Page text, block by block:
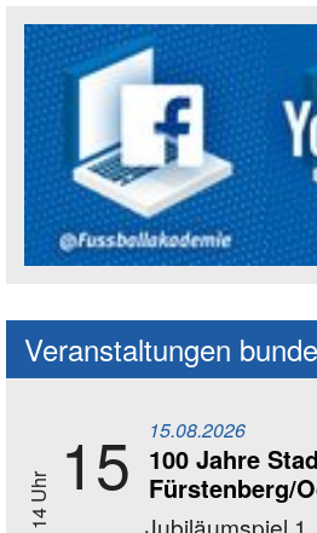
Social Media Kanäle
Veranstaltungen
14 Uhr 15 15.08.2026
100 Jahre
Fürstenberg/
Jubiläumspiel